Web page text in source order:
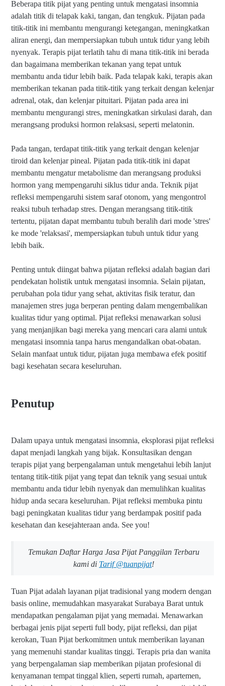
Beberapa titik pijat yang penting untuk mengatasi insomnia
adalah titik di telapak kaki, tangan, dan tengkuk. Pijatan pada
titik-titik ini membantu mengurangi ketegangan, meningkatkan
aliran energi, dan mempersiapkan tubuh untuk tidur yang lebih
nyenyak. Terapis pijat terlatih tahu di mana titik-titik ini berada
dan bagaimana memberikan tekanan yang tepat untuk
membantu anda tidur lebih baik. Pada telapak kaki, terapis akan
memberikan tekanan pada titik-titik yang terkait dengan kelenjar
adrenal, otak, dan kelenjar pituitari. Pijatan pada area ini
membantu mengurangi stres, meningkatkan sirkulasi darah, dan
merangsang produksi hormon relaksasi, seperti melatonin.
Pada tangan, terdapat titik-titik yang terkait dengan kelenjar
tiroid dan kelenjar pineal. Pijatan pada titik-titik ini dapat
membantu mengatur metabolisme dan merangsang produksi
hormon yang mempengaruhi siklus tidur anda. Teknik pijat
refleksi mempengaruhi sistem saraf otonom, yang mengontrol
reaksi tubuh terhadap stres. Dengan merangsang titik-titik
tertentu, pijatan dapat membantu tubuh beralih dari mode 'stres'
ke mode 'relaksasi', mempersiapkan tubuh untuk tidur yang
lebih baik.
Penting untuk diingat bahwa pijatan refleksi adalah bagian dari
pendekatan holistik untuk mengatasi insomnia. Selain pijatan,
perubahan pola tidur yang sehat, aktivitas fisik teratur, dan
manajemen stres juga berperan penting dalam mengembalikan
kualitas tidur yang optimal. Pijat refleksi menawarkan solusi
yang menjanjikan bagi mereka yang mencari cara alami untuk
mengatasi insomnia tanpa harus mengandalkan obat-obatan.
Selain manfaat untuk tidur, pijatan juga membawa efek positif
bagi kesehatan secara keseluruhan.
Penutup
Dalam upaya untuk mengatasi insomnia, eksplorasi pijat refleksi
dapat menjadi langkah yang bijak. Konsultasikan dengan
terapis pijat yang berpengalaman untuk mengetahui lebih lanjut
tentang titik-titik pijat yang tepat dan teknik yang sesuai untuk
membantu anda tidur lebih nyenyak dan memulihkan kualitas
hidup anda secara keseluruhan. Pijat refleksi membuka pintu
bagi peningkatan kualitas tidur yang berdampak positif pada
kesehatan dan kesejahteraan anda. See you!
Temukan Daftar Harga Jasa Pijat Panggilan Terbaru
kami di Tarif @tuanpijat!
Tuan Pijat adalah layanan pijat tradisional yang modern dengan
basis online, memudahkan masyarakat Surabaya Barat untuk
mendapatkan pengalaman pijat yang memadai. Menawarkan
berbagai jenis pijat seperti full body, pijat refleksi, dan pijat
kerokan, Tuan Pijat berkomitmen untuk memberikan layanan
yang memenuhi standar kualitas tinggi. Terapis pria dan wanita
yang berpengalaman siap memberikan pijatan profesional di
kenyamanan tempat tinggal klien, seperti rumah, apartemen,